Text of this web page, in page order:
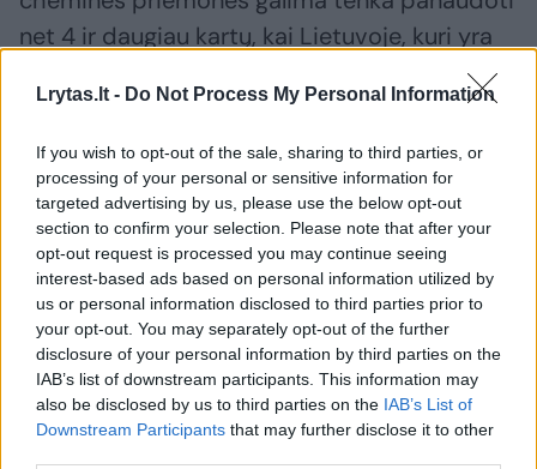
Lrytas.lt - Do Not Process My Personal Information
If you wish to opt-out of the sale, sharing to third parties, or
processing of your personal or sensitive information for
targeted advertising by us, please use the below opt-out
section to confirm your selection. Please note that after your
opt-out request is processed you may continue seeing
interest-based ads based on personal information utilized by
us or personal information disclosed to third parties prior to
your opt-out. You may separately opt-out of the further
disclosure of your personal information by third parties on the
IAB’s list of downstream participants. This information may
also be disclosed by us to third parties on the IAB’s List of
Downstream Participants that may further disclose it to other
net 4 ir daugiau kartų, kai Lietuvoje, kuri yra
priskirta šiaurinei zonai, užtenka 1 karto. Taigi,
vaisių auginimo apribojimai Lietuvoje yra itin
griežti.
„Kaimyninė Lenkija jau yra priskiriama
centrinei zonai, todėl jų augintojams,
kovojant su vaisių ligomis ir kenkėjais
leidžiama naudoti kur kas daugiau cheminių
priemonių. Jie apsaugines priemones
naudoja kiekvieną savaitę. Tuo tarpu
Lietuvoje pakanka tik 1-2 purškimų per